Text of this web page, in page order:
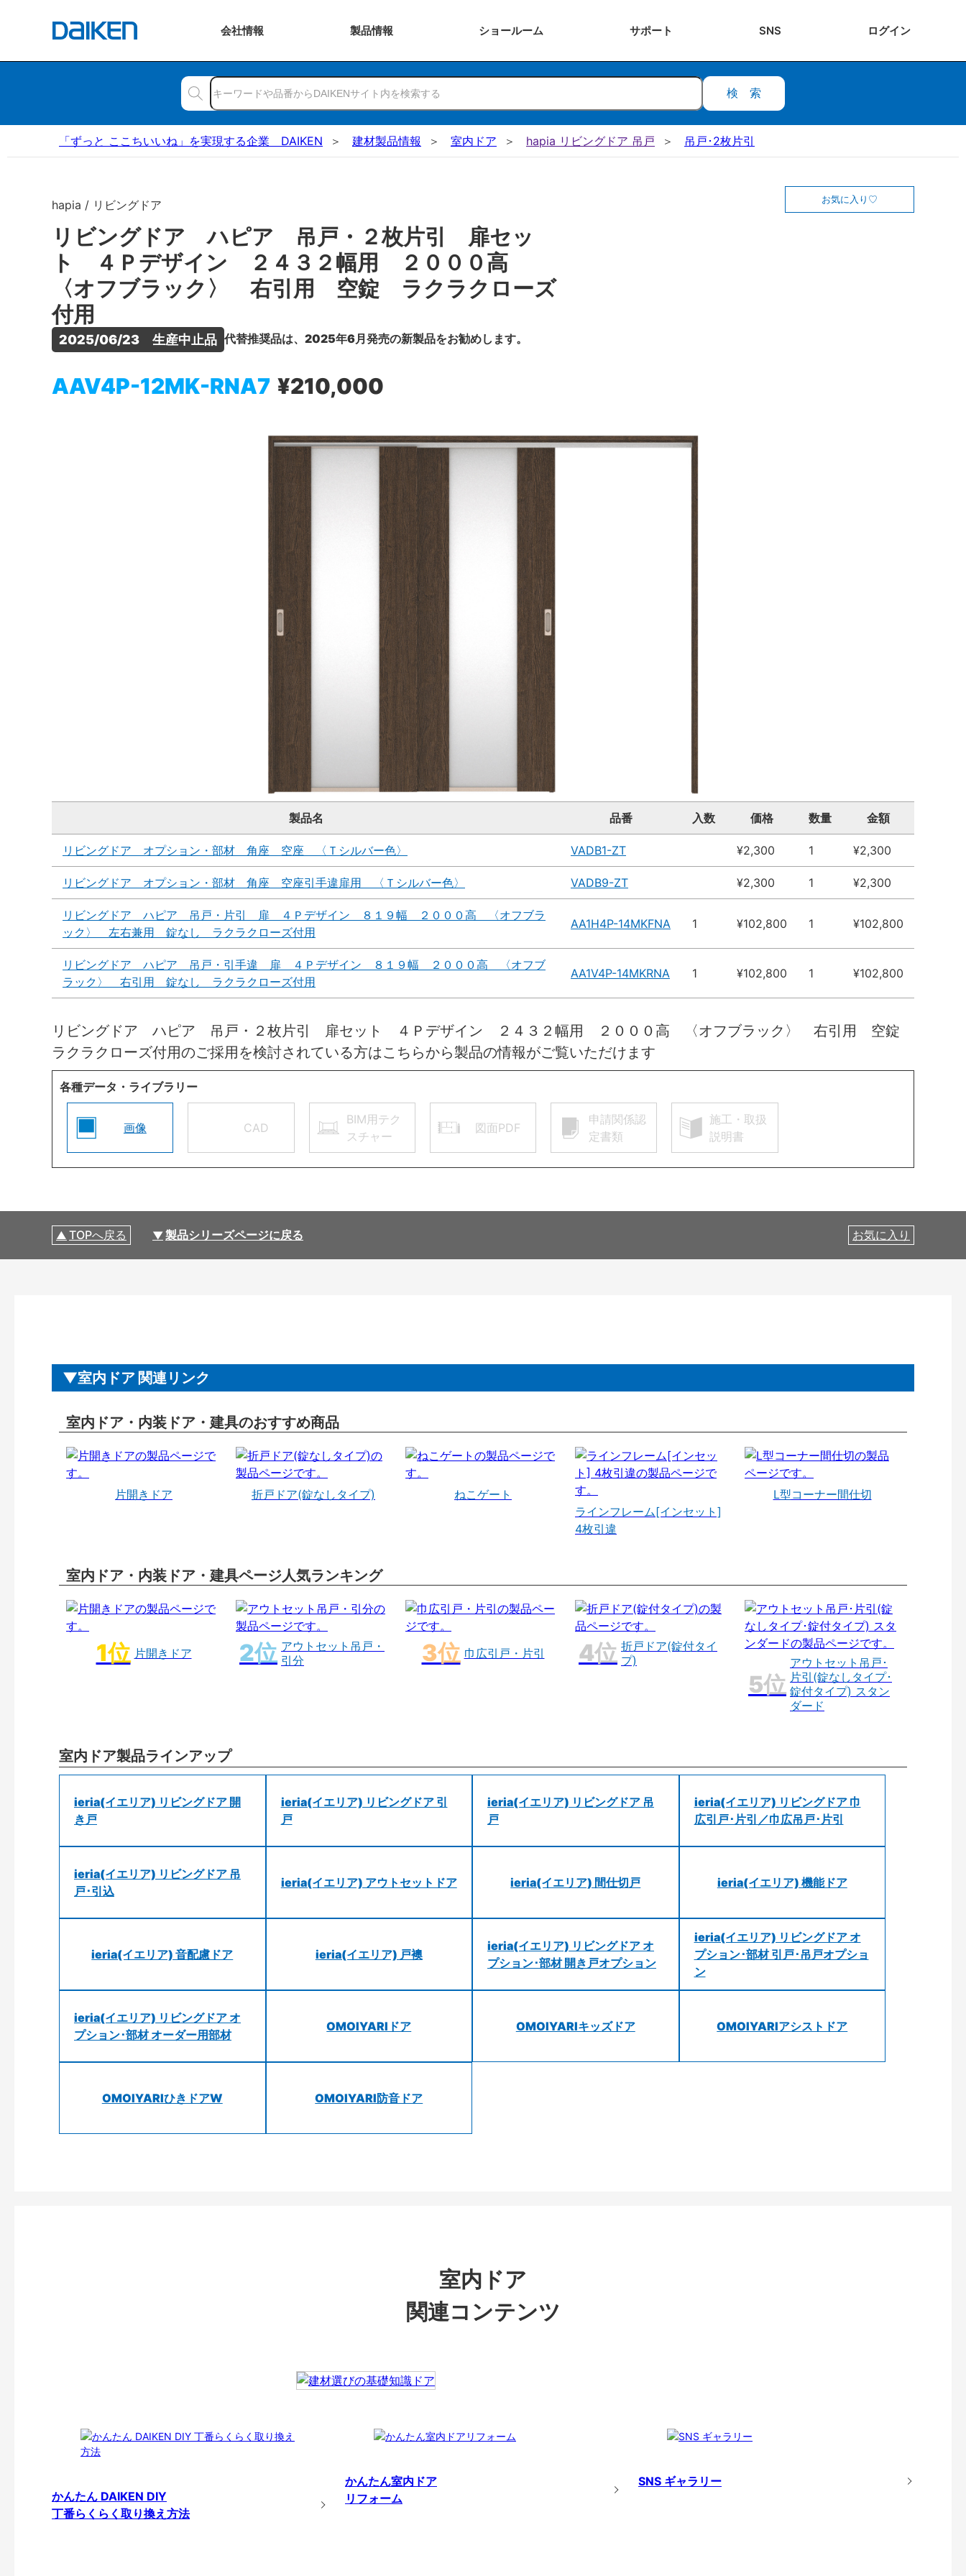
会社情報 製品情報 ショールーム サポート SNS ログイン
検索
「ずっと ここちいいね」を実現する企業 DAIKEN 建材製品情報 室内ドア hapia リビングドア 吊戸 吊戸･2枚片引
hapia / リビングドア
リビングドア ハピア 吊戸・２枚片引 扉セッ
ト ４Ｐデザイン ２４３２幅用 ２０００高
〈オフブラック〉 右引用 空錠 ラクラクローズ
付用
2025/06/23　生産中止品 代替推奨品は、2025年6月発売の新製品をお勧めします。
AAV4P-12MK-RNA7 ¥210,000
お気に入り
製品名 品番 入数 価格 数量 金額
リビングドア オプション・部材 角座 空座 〈Ｔシルバー色〉 VADB1-ZT ¥2,300 1 ¥2,300
リビングドア オプション・部材 角座 空座引手違扉用 〈Ｔシルバー色〉 VADB9-ZT ¥2,300 1 ¥2,300
リビングドア ハピア 吊戸・片引 扉 ４Ｐデザイン ８１９幅 ２０００高 〈オフブラ
ック〉 左右兼用 錠なし ラクラクローズ付用
AA1H4P-14MKFNA 1 ¥102,800 1 ¥102,800
リビングドア ハピア 吊戸・引手違 扉 ４Ｐデザイン ８１９幅 ２０００高 〈オフブ
ラック〉 右引用 錠なし ラクラクローズ付用
AA1V4P-14MKRNA 1 ¥102,800 1 ¥102,800
リビングドア ハピア 吊戸・２枚片引 扉セット ４Ｐデザイン ２４３２幅用 ２０００高 〈オフブラック〉 右引用 空錠
ラクラクローズ付用のご採用を検討されている方はこちらから製品の情報がご覧いただけます
各種データ・ライブラリー
画像 CAD
BIM用テク
スチャー
図面PDF
申請関係認
定書類
施工・取扱
説明書
TOPへ戻る 製品シリーズページに戻る お気に入り
室内ドア 関連リンク
室内ドア・内装ドア・建具のおすすめ商品
片開きドア 折戸ドア(錠なしタイプ)
ねこゲート
ラインフレーム[インセット]
4枚引違
L型コーナー間仕切
室内ドア・内装ドア・建具ページ人気ランキング
片開きドア
アウトセット吊戸・
引分
巾広引戸・片引
折戸ドア(錠付タイ
プ)
アウトセット吊戸･
片引(錠なしタイプ･
錠付タイプ) スタン
ダード
室内ドア製品ラインアップ
ieria(イエリア) リビングドア 開
き戸
ieria(イエリア) リビングドア 引
戸
ieria(イエリア) リビングドア 吊
戸
ieria(イエリア) リビングドア 巾
広引戸･片引／巾広吊戸･片引
ieria(イエリア) リビングドア 吊
戸･引込
ieria(イエリア) アウトセットドア ieria(イエリア) 間仕切戸 ieria(イエリア) 機能ドア
ieria(イエリア) 音配慮ドア ieria(イエリア) 戸襖
ieria(イエリア) リビングドア オ
プション･部材 開き戸オプション
ieria(イエリア) リビングドア オ
プション･部材 引戸･吊戸オプショ
ン
ieria(イエリア) リビングドア オ
プション･部材 オーダー用部材
OMOIYARIドア OMOIYARIキッズドア OMOIYARIアシストドア
OMOIYARIひきドアW OMOIYARI防音ドア
室内ドア
関連コンテンツ
かんたん DAIKEN DIY
丁番らくらく取り換え方法
かんたん室内ドア
リフォーム
SNS ギャラリー